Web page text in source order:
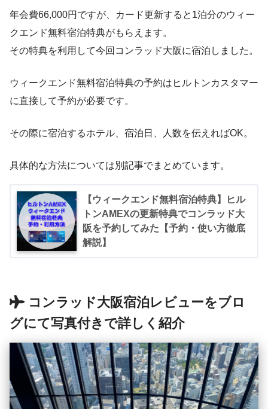
年会費66,000円ですが、カード更新すると1泊分のウィー
クエンド無料宿泊特典がもらえます。
その特典を利用して今回コンラッド大阪に宿泊しました。
ウィークエンド無料宿泊特典の予約はヒルトンカスタマー
に直接して予約が必要です。
その際に宿泊するホテル、宿泊日、人数を伝えればOK。
具体的な方法については別記事でまとめています。
【ウィークエンド無料宿泊特典】ヒル
トンAMEXの更新特典でコンラッド大
阪を予約してみた【予約・使い方徹底
解説】
コンラッド大阪宿泊レビューをブロ
グにて写真付きで詳しく紹介